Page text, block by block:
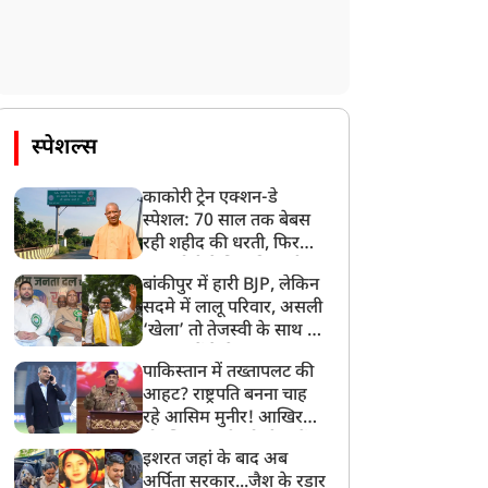
स्पेशल्स
काकोरी ट्रेन एक्शन-डे
स्पेशल: 70 साल तक बेबस
रही शहीद की धरती, फिर
पीढ़ियों का दर्द
बांकीपुर में हारी BJP, लेकिन
सदमे में लालू परिवार, असली
‘खेला’ तो तेजस्वी के साथ हो
पाकिस्तान में तख्तापलट की
आहट? राष्ट्रपति बनना चाह
रहे आसिम मुनीर! आखिर
बनाया मोहरा?
इशरत जहां के बाद अब
अर्पिता सरकार...जैश के रडार